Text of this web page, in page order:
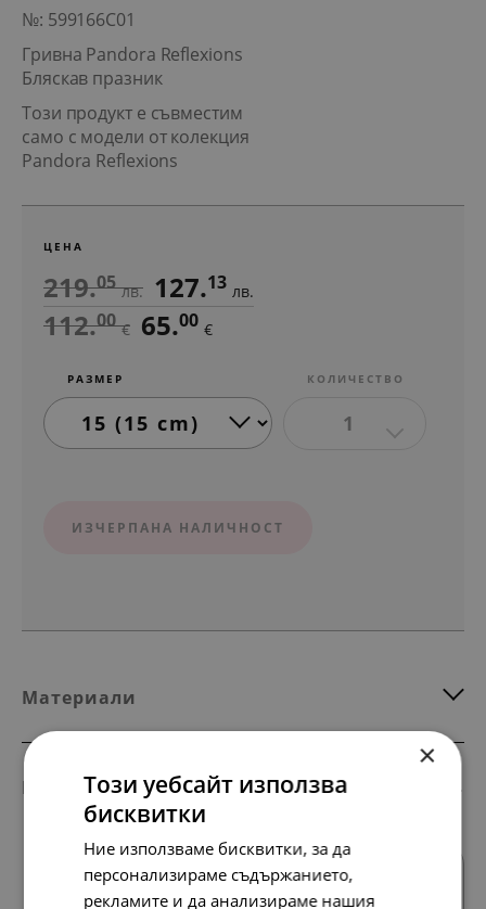
№: 599166C01
Гривна Pandora Reflexions
Бляскав празник
Този продукт е съвместим
само с модели от колекция
Pandora Reflexions
ЦЕНА
219.05 лв. 127.13 лв.
112.00 € 65.00 €
РАЗМЕР КОЛИЧЕСТВО
1
ИЗЧЕРПАНА НАЛИЧНОСТ
Материали
Комбинирай с тези продукти
×
Този уебсайт използва
бисквитки
Ние използваме бисквитки, за да
персонализираме съдържанието,
рекламите и да анализираме нашия